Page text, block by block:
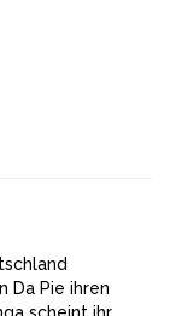
Da Pie ihren